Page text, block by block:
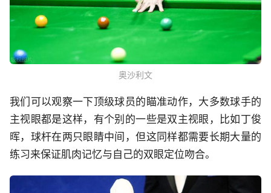
奥沙利文
我们可以观察一下顶级球员的瞄准动作，大多数球手的
主视眼都是这样，有个别的一些是双主视眼，比如丁俊
晖，球杆在两只眼睛中间，但这同样都需要长期大量的
练习来保证肌肉记忆与自己的双眼定位吻合。